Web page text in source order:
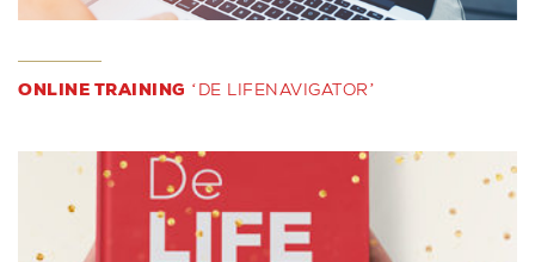
ONLINE TRAINING ‘DE LIFENAVIGATOR’